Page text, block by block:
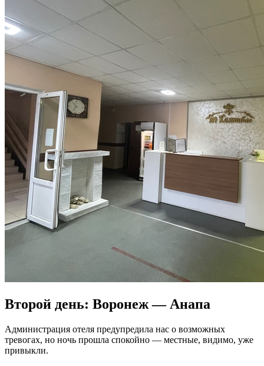
Второй день: Воронеж — Анапа
Администрация отеля предупредила нас о возможных
тревогах, но ночь прошла спокойно — местные, видимо, уже
привыкли.